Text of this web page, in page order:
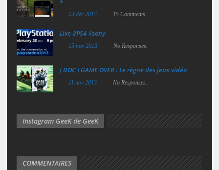
13 déc 2013 15 Comments
Live #PS4 #sony
15 nov 2013 No Responses.
[ DOC ] GAME OVER : Le règne des jeux vidéo
11 nov 2013 No Responses.
Instagram GeeK de GeeK
COMMENTAIRES